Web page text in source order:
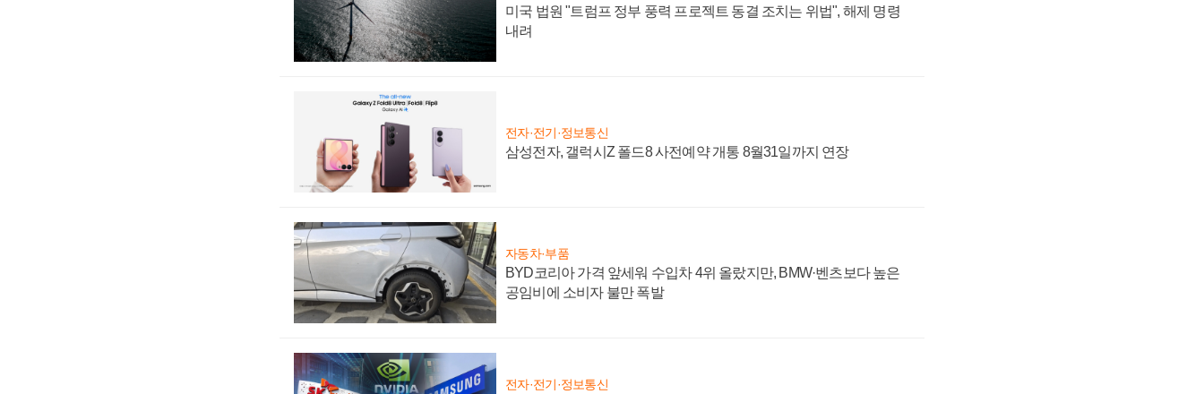
미국 법원 "트럼프 정부 풍력 프로젝트 동결 조치는 위법", 해제 명령
내려
전자·전기·정보통신
삼성전자, 갤럭시Z 폴드8 사전예약 개통 8월31일까지 연장
자동차·부품
BYD코리아 가격 앞세워 수입차 4위 올랐지만, BMW·벤츠보다 높은
공임비에 소비자 불만 폭발
전자·전기·정보통신